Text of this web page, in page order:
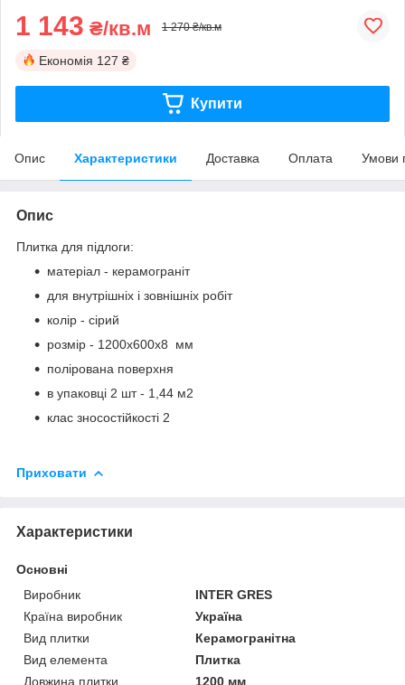
1 143 ₴/кв.м 1 270 ₴/кв.м
Економія 127 ₴
Купити
Опис Характеристики Доставка Оплата Умови
Опис
Плитка для підлоги:
матеріал - керамограніт
для внутрішніх і зовнішніх робіт
колір - сірий
розмір - 1200х600х8 мм
полірована поверхня
в упаковці 2 шт - 1,44 м2
клас зносостійкості 2
Приховати
Характеристики
Основні
Виробник
INTER GRES
Країна виробник
Україна
Вид плитки
Керамогранітна
Вид елемента
Плитка
Довжина плитки
1200 мм